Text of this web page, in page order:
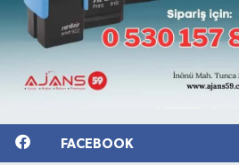
FACEBOOK